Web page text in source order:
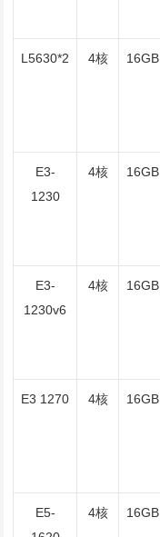
L5630*2 4核 16GB
E3-
1230
4核 16GB
E3-
1230v6
4核 16GB
E3 1270 4核 16GB
E5-
4核 16GB